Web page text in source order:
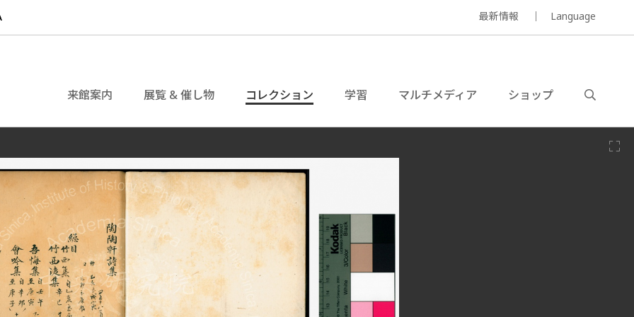
最新情報 Language
来館案内 展覧 & 催し物 コレクション 学習 マルチメディア ショップ